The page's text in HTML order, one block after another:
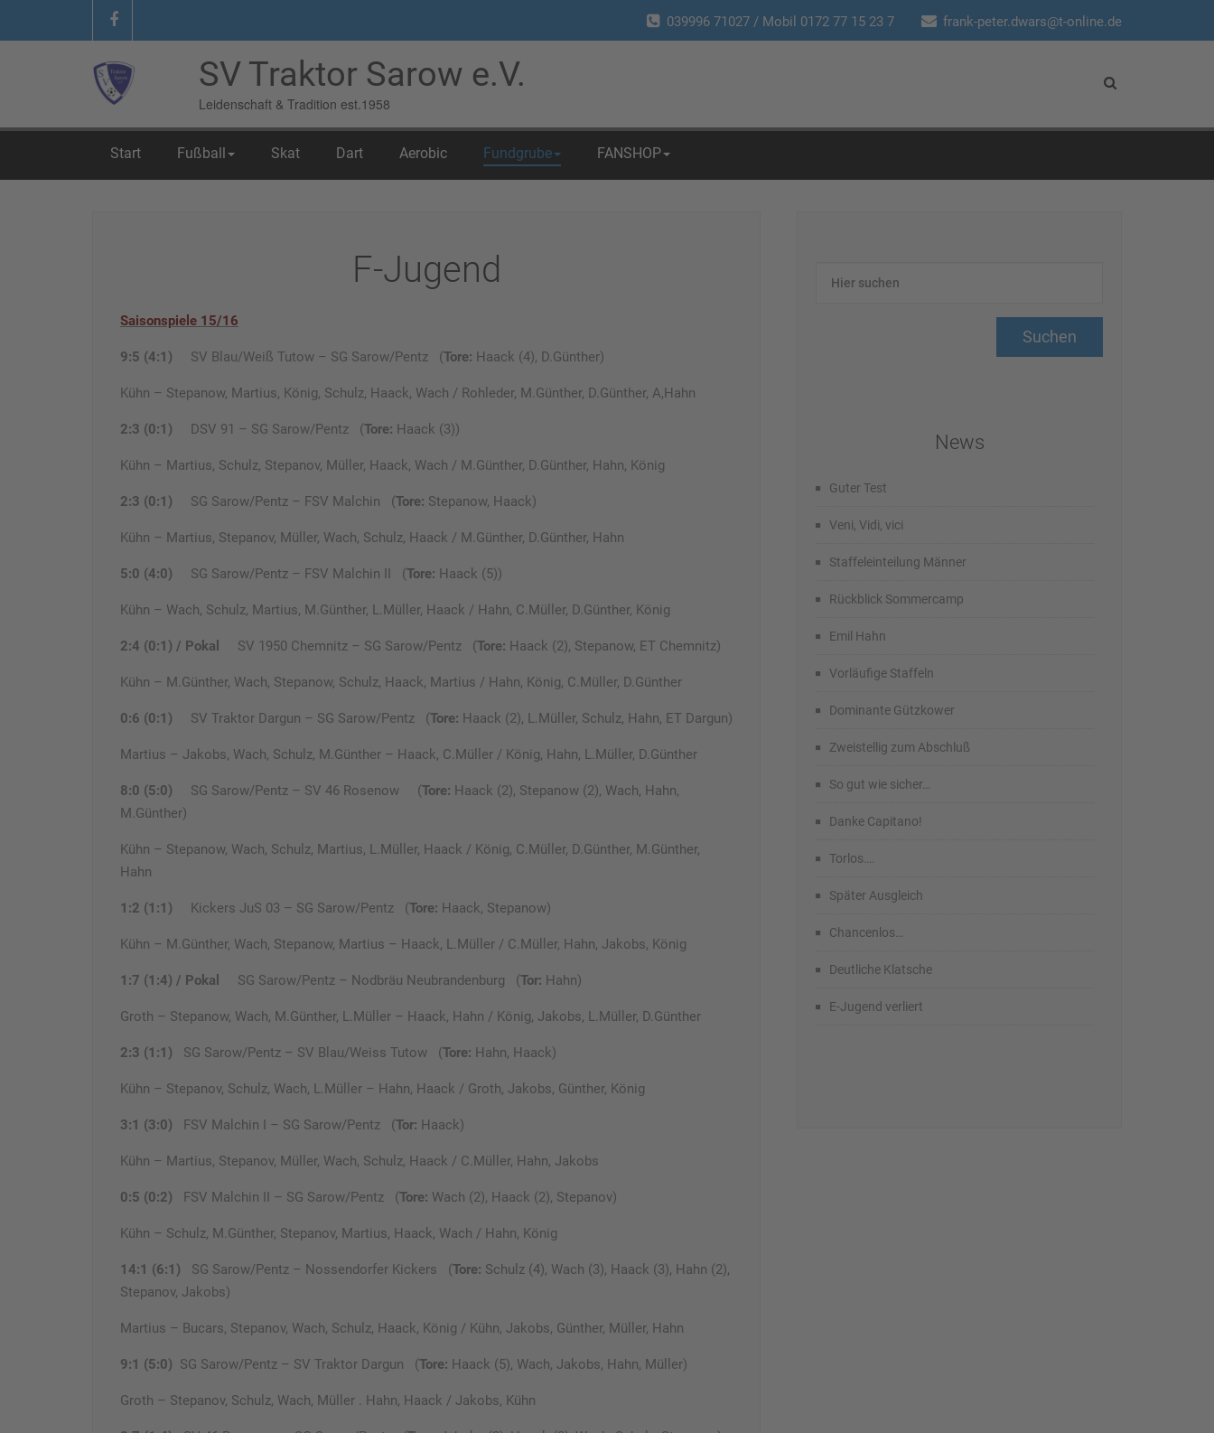
039996 71027 / Mobil 0172 77 15 23 7 frank-peter.dwars@t-online.de
SV Traktor Sarow e.V.
Leidenschaft & Tradition est.1958
Start Fußball Skat Dart Aerobic Fundgrube FANSHOP
Home/ 06 Fundgrube/ F-Jugend
F-Jugend
Saisonspiele 15/16
9:5 (4:1) SV Blau/Weiß Tutow – SG Sarow/Pentz (Tore: Haack (4), D.Günther)
Kühn – Stepanow, Martius, König, Schulz, Haack, Wach / Rohleder, M.Günther, D.Günther, A,Hahn
2:3 (0:1) DSV 91 – SG Sarow/Pentz (Tore: Haack (3))
Kühn – Martius, Schulz, Stepanov, Müller, Haack, Wach / M.Günther, D.Günther, Hahn, König
2:3 (0:1) SG Sarow/Pentz – FSV Malchin (Tore: Stepanow, Haack)
Kühn – Martius, Stepanov, Müller, Wach, Schulz, Haack / M.Günther, D.Günther, Hahn
5:0 (4:0) SG Sarow/Pentz – FSV Malchin II (Tore: Haack (5))
Kühn – Wach, Schulz, Martius, M.Günther, L.Müller, Haack / Hahn, C.Müller, D.Günther, König
2:4 (0:1) / Pokal SV 1950 Chemnitz – SG Sarow/Pentz (Tore: Haack (2), Stepanow, ET Chemnitz)
Kühn – M.Günther, Wach, Stepanow, Schulz, Haack, Martius / Hahn, König, C.Müller, D.Günther
0:6 (0:1) SV Traktor Dargun – SG Sarow/Pentz (Tore: Haack (2), L.Müller, Schulz, Hahn, ET Dargun)
Martius – Jakobs, Wach, Schulz, M.Günther – Haack, C.Müller / König, Hahn, L.Müller, D.Günther
8:0 (5:0) SG Sarow/Pentz – SV 46 Rosenow (Tore: Haack (2), Stepanow (2), Wach, Hahn,
M.Günther)
Kühn – Stepanow, Wach, Schulz, Martius, L.Müller, Haack / König, C.Müller, D.Günther, M.Günther,
Hahn
1:2 (1:1) Kickers JuS 03 – SG Sarow/Pentz (Tore: Haack, Stepanow)
Kühn – M.Günther, Wach, Stepanow, Martius – Haack, L.Müller / C.Müller, Hahn, Jakobs, König
1:7 (1:4) / Pokal SG Sarow/Pentz – Nodbräu Neubrandenburg (Tor: Hahn)
Groth – Stepanow, Wach, M.Günther, L.Müller – Haack, Hahn / König, Jakobs, L.Müller, D.Günther
2:3 (1:1) SG Sarow/Pentz – SV Blau/Weiss Tutow (Tore: Hahn, Haack)
Kühn – Stepanov, Schulz, Wach, L.Müller – Hahn, Haack / Groth, Jakobs, Günther, König
3:1 (3:0) FSV Malchin I – SG Sarow/Pentz (Tor: Haack)
Kühn – Martius, Stepanov, Müller, Wach, Schulz, Haack / C.Müller, Hahn, Jakobs
0:5 (0:2) FSV Malchin II – SG Sarow/Pentz (Tore: Wach (2), Haack (2), Stepanov)
Kühn – Schulz, M.Günther, Stepanov, Martius, Haack, Wach / Hahn, König
14:1 (6:1) SG Sarow/Pentz – Nossendorfer Kickers (Tore: Schulz (4), Wach (3), Haack (3), Hahn (2),
Stepanov, Jakobs)
Martius – Bucars, Stepanov, Wach, Schulz, Haack, König / Kühn, Jakobs, Günther, Müller, Hahn
9:1 (5:0) SG Sarow/Pentz – SV Traktor Dargun (Tore: Haack (5), Wach, Jakobs, Hahn, Müller)
Groth – Stepanov, Schulz, Wach, Müller . Hahn, Haack / Jakobs, Kühn
News
Guter Test
Veni, Vidi, vici
Staffeleinteilung Männer
Rückblick Sommercamp
Emil Hahn
Vorläufige Staffeln
Dominante Gützkower
Zweistellig zum Abschluß
So gut wie sicher…
Danke Capitano!
Torlos….
Später Ausgleich
Chancenlos…
Deutliche Klatsche
E-Jugend verliert